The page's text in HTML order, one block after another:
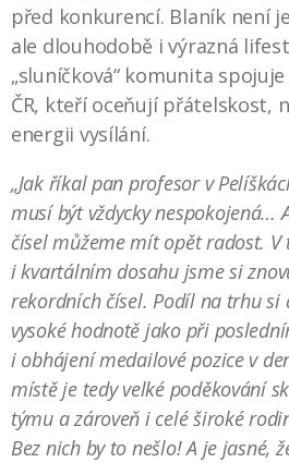
před konkurencí. Blaník není
ale dlouhodobě i výrazná
„sluníčková“ komunita
ČR, kteří oceňují přátelskost,
energii vysílání.
„Jak říkal pan profesor v
musí být vždycky nespokojená…
čísel můžeme mít opět radost.
i kvartálním dosahu jsme si
rekordních čísel. Podíl na trhu si
vysoké hodnotě jako při
i obhájení medailové pozice v
místě je tedy velké poděkování
týmu a zároveň i celé široké
Bez nich by to nešlo! A je jasné,